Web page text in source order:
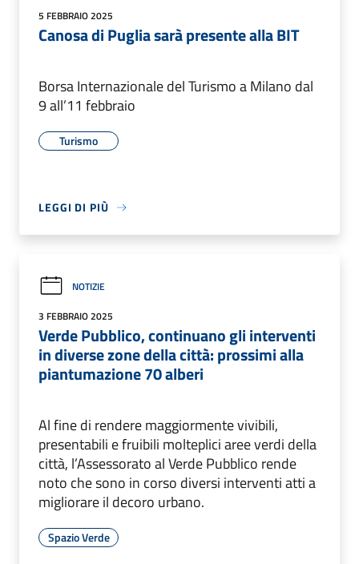
5 FEBBRAIO 2025
Canosa di Puglia sarà presente alla BIT
Borsa Internazionale del Turismo a Milano dal
9 all’11 febbraio
Turismo
LEGGI DI PIÙ
NOTIZIE
3 FEBBRAIO 2025
Verde Pubblico, continuano gli interventi
in diverse zone della città: prossimi alla
piantumazione 70 alberi
Al fine di rendere maggiormente vivibili,
presentabili e fruibili molteplici aree verdi della
città, l’Assessorato al Verde Pubblico rende
noto che sono in corso diversi interventi atti a
migliorare il decoro urbano.
Spazio Verde